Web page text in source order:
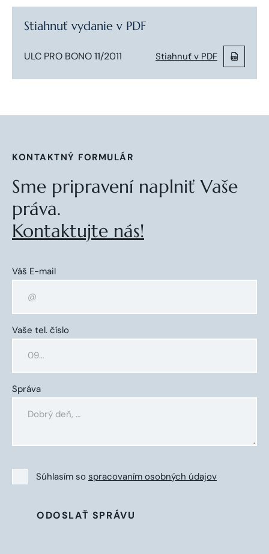
Stiahnuť vydanie v PDF
ULC PRO BONO 11/2011 Stiahnuť v PDF
KONTAKTNÝ FORMULÁR
Sme pripravení naplniť Vaše
práva.
Kontaktujte nás!
Váš E-mail
Vaše tel. číslo
Správa
Súhlasím so spracovaním osobných údajov
ODOSLAŤ SPRÁVU